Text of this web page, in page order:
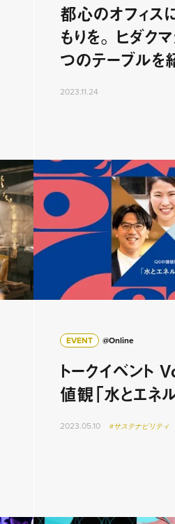
都心のオフィ
もりを。 ヒダク
つのテーブルを
2023.11.24
EVENT @Online
トークイベン
値観「水とエネ
2023.05.10 #サステナビリティ